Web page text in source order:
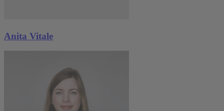
Anita Vitale